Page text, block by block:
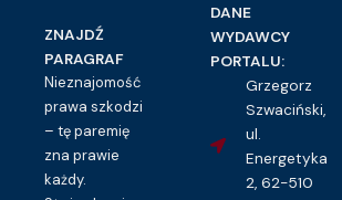
ZNAJDŹ
PARAGRAF
Nieznajomość
prawa szkodzi
– tę paremię
zna prawie
każdy.
DANE
WYDAWCY
PORTALU:
Grzegorz
Szwaciński,
ul.
Energetyka
2, 62-510